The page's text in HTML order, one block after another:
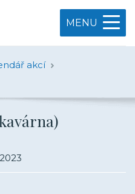
MENU
akcí